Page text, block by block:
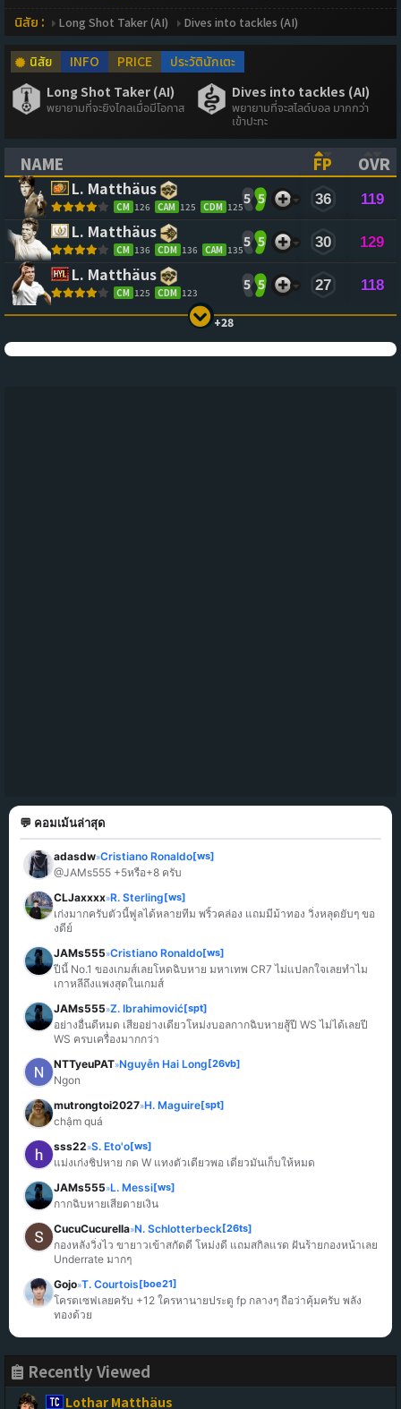
นิสัย : Long Shot Taker (AI) Dives into tackles (AI)
นิสัย INFO PRICE
ประวัตินักเตะ
Long Shot Taker (AI)
พยายามที่จะยิงไกลเมื่อมีโอกาส
Dives into tackles (AI)
พยายามที่จะสไลด์บอล มากกว่า
เข้าปะทะ
NAME
(CLICK TO SORT ASCENDING)
FP
OVR
L. Matthäus
CM 126 CAM 125 CDM 125
5 5 36 119
L. Matthäus
CM 136 CDM 136 CAM 135
5 5 30 129
L. Matthäus
CM 125 CDM 123
5 5 27 118
+28
💬 คอมเม้นล่าสุด
adasdw»Cristiano Ronaldo[ws]
@JAMs555 +5หรือ+8 ครับ
CLJaxxxx»R. Sterling[ws]
เก่งมากครับตัวนี้ฟูลได้หลายทีม พริ้วคล่อง แถมมีม้าทอง วิ่งหลุดยับๆ ขอ
งดีย์
JAMs555»Cristiano Ronaldo[ws]
ปีนี้ No.1 ของเกมส์เลยโหดฉิบหาย มหาเทพ CR7 ไม่แปลกใจเลยทำไม
เกาหลีถึงแพงสุดในเกมส์
JAMs555»Z. Ibrahimović[spt]
อย่างอื่นดีหมด เสียอย่างเดียวโหม่งบอลกากฉิบหายสู้ปี WS ไม่ได้เลยปี
WS ครบเครื่องมากกว่า
NTTyeuPAT»Nguyễn Hai Long [26vb]
Ngon
mutrongtoi2027»H. Maguire[spt]
chậm quá
sss22»S. Eto'o[ws]
แม่งเก่งชิปหาย กด W แทงตัวเดียวพอ เดี๋ยวมันเก็บให้หมด
JAMs555»L. Messi[ws]
กากฉิบหายเสียดายเงิน
CucuCucurella»N. Schlotterbeck[26ts]
กองหลังวิ่งไว ขายาวเข้าสกัดดี โหม่งดี แถมสกิลแรด ฝันร้ายกองหน้าเลย
Underrate มากๆ
Gojo»T. Courtois[boe21]
โครตเซฟเลยครับ +12 ใครหานายประตู fp กลางๆ ถือว่าคุ้มครับ พลัง
ทองด้วย
Recently Viewed
Lothar Matthäus